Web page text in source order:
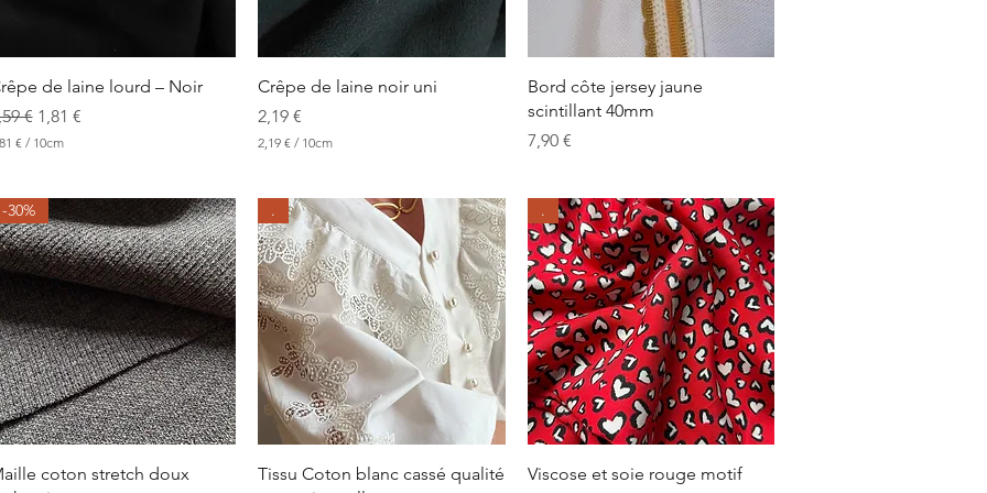
Aperçu rapide
de laine lourd – Noir
original
€ Prix promotionnel
1,81 €
€ / 10cm
Aperçu rapide
Crêpe de laine noir uni
Prix
2,19 €
2,19 € / 10cm
1
€
p
a
r
1
0
C
e
n
m
Aperçu rapide
Bord côte jersey jaune
scintillant 40mm
Prix
7,90 €
Aperçu rapide
-30%
coton stretch doux
Aperçu rapide
.
Tissu Coton blanc cassé qualité
Aperçu rapide
.
Viscose et soie rouge motif